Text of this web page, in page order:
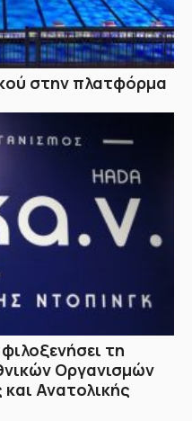
στην πλατφόρμα
τη
Οργανισμών
και Ανατολικής